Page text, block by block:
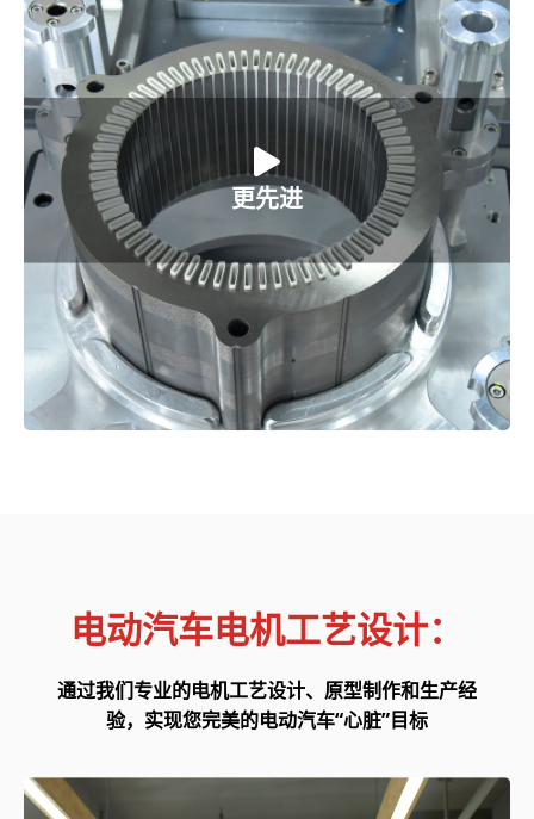
更先进
1. 前沿的电机工艺研究-X-pin
2. 着眼于未来-W-pin
电动汽车电机工艺设计：
通过我们专业的电机工艺设计、原型制作和生产经
验，实现您完美的电动汽车“心脏”目标